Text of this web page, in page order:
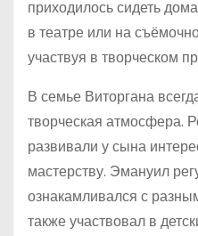
приходилось сидеть
в театре или на
участвуя в творческом
В семье Виторгана
творческая атмосфера.
развивали у сына
мастерству. Эмануил
ознакамливался с
также участвовал в